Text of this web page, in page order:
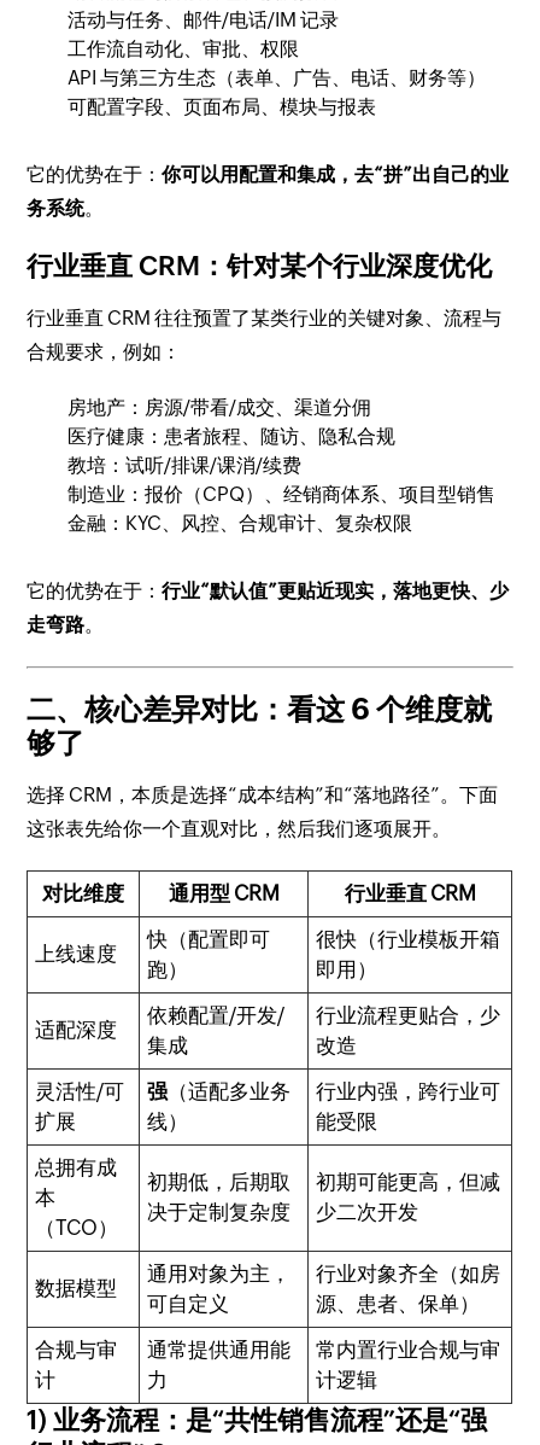
活动与任务、邮件/电话/IM 记录
工作流自动化、审批、权限
API 与第三方生态（表单、广告、电话、财务等）
可配置字段、页面布局、模块与报表
它的优势在于：你可以用配置和集成，去“拼”出自己的业
务系统。
行业垂直 CRM：针对某个行业深度优化
行业垂直 CRM 往往预置了某类行业的关键对象、流程与
合规要求，例如：
房地产：房源/带看/成交、渠道分佣
医疗健康：患者旅程、随访、隐私合规
教培：试听/排课/课消/续费
制造业：报价（CPQ）、经销商体系、项目型销售
金融：KYC、风控、合规审计、复杂权限
它的优势在于：行业“默认值”更贴近现实，落地更快、少
走弯路。
二、核心差异对比：看这 6 个维度就
够了
选择 CRM，本质是选择“成本结构”和“落地路径”。下面
这张表先给你一个直观对比，然后我们逐项展开。
对比维度 通用型 CRM 行业垂直 CRM
上线速度
快（配置即可
跑）
很快（行业模板开箱
即用）
适配深度
依赖配置/开发/
集成
行业流程更贴合，少
改造
灵活性/可
扩展
强 （适配多业务
线）
行业内强，跨行业可
能受限
总拥有成
本
（TCO）
初期低，后期取
决于定制复杂度
初期可能更高，但减
少二次开发
数据模型
通用对象为主，
可自定义
行业对象齐全（如房
源、患者、保单）
合规与审
计
通常提供通用能
力
常内置行业合规与审
计逻辑
1) 业务流程：是“共性销售流程”还是“强